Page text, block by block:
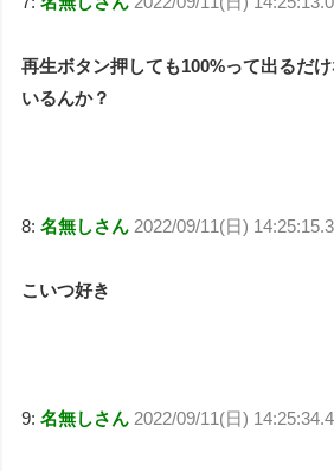
再生ボタン押しても100%って出るだ
いるんか？
8:名無しさん 2022/09/11(日)
こいつ好き
9:名無しさん 2022/09/11(日)